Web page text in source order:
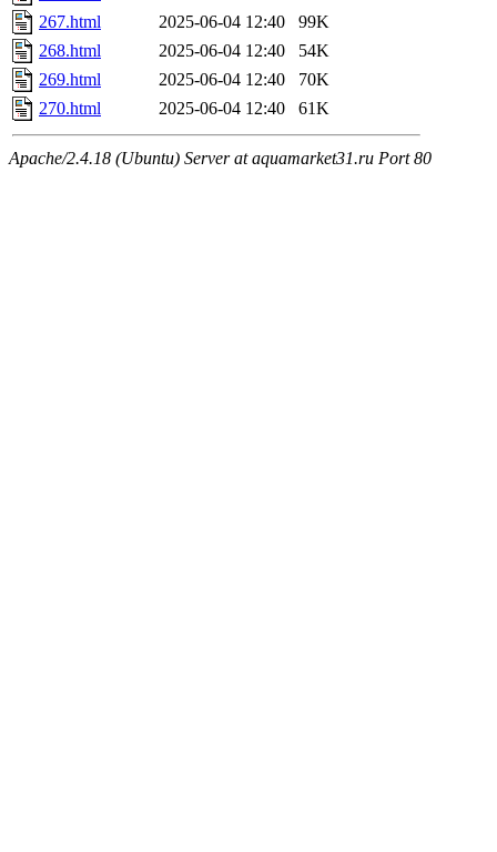
267.html
2025-06-04 12:40
99K
268.html
2025-06-04 12:40
54K
269.html
2025-06-04 12:40
70K
270.html
2025-06-04 12:40 61K
Apache/2.4.18 (Ubuntu) Server at aquamarket31.ru Port 80